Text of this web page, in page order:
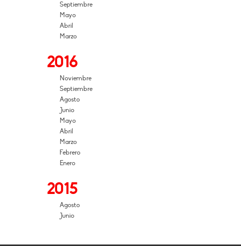
Septiembre
Mayo
Abril
Marzo
2016
Noviembre
Septiembre
Agosto
Junio
Mayo
Abril
Marzo
Febrero
Enero
2015
Agosto
Junio